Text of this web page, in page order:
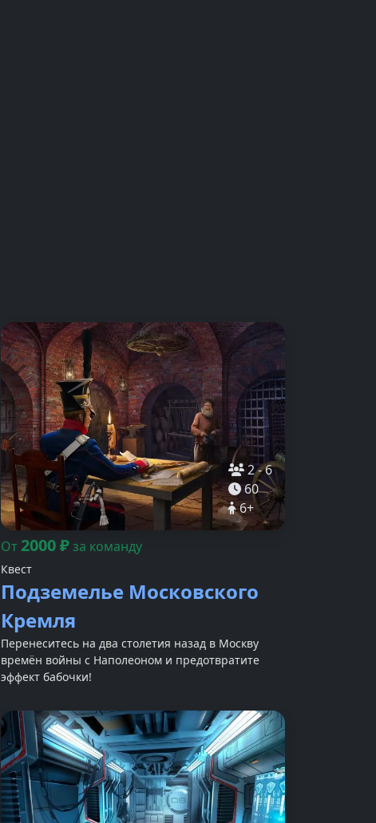
2-6
60
6+
От 2000₽за команду
Квест
Подземелье Московского
Кремля
Перенеситесь на два столетия назад в Москву
времён войны с Наполеоном и предотвратите
эффект бабочки!